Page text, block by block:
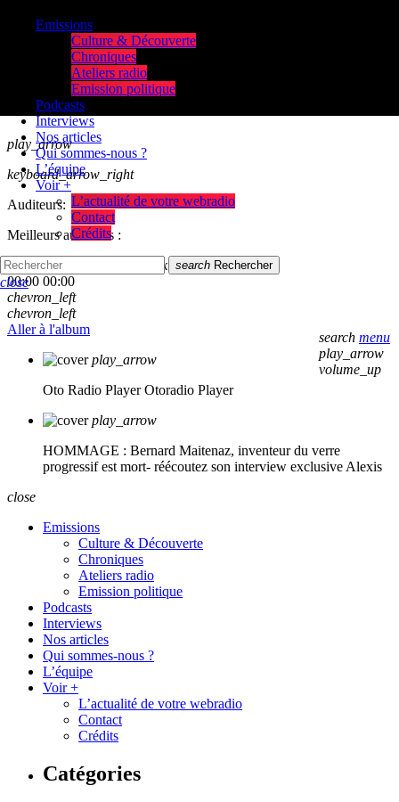
play_arrow
keyboard_arrow_right
Auditeurs:
Meilleurs auditeurs :
skip_previous
skip_next
00:00 00:00
chevron_left
chevron_left
Aller à l'album
play_arrow
Oto Radio Player Otoradio Player
play_arrow
HOMMAGE : Bernard Maitenaz, inventeur du verre
progressif est mort- réécoutez son interview exclusive Alexis
Emissions
Culture & Découverte
Chroniques
Ateliers radio
Emission politique
Podcasts
Interviews
Nos articles
Qui sommes-nous ?
L’équipe
Voir +
L’actualité de votre webradio
Contact
Crédits
search menu
play_arrow
volume_up
search Rechercher
close
close
Emissions
Culture & Découverte
Chroniques
Ateliers radio
Emission politique
Podcasts
Interviews
Nos articles
Qui sommes-nous ?
L’équipe
Voir +
L’actualité de votre webradio
Contact
Crédits
Catégories